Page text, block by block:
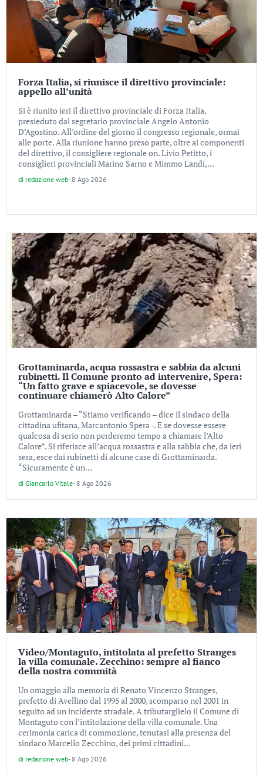
Forza Italia, si riunisce il direttivo provinciale:
appello all’unità
Si è riunito ieri il direttivo provinciale di Forza Italia,
presieduto dal segretario provinciale Angelo Antonio
D’Agostino. All’ordine del giorno il congresso regionale, ormai
alle porte. Alla riunione hanno preso parte, oltre ai componenti
del direttivo, il consigliere regionale on. Livio Petitto, i
consiglieri provinciali Marino Sarno e Mimmo Landi,...
di redazione web- 8 Ago 2026
Grottaminarda, acqua rossastra e sabbia da alcuni
rubinetti. Il Comune pronto ad intervenire, Spera:
“Un fatto grave e spiacevole, se dovesse
continuare chiamerò Alto Calore”
Grottaminarda – “Stiamo verificando – dice il sindaco della
cittadina ufitana, Marcantonio Spera -. E se dovesse essere
qualcosa di serio non perderemo tempo a chiamare l’Alto
Calore”. Si riferisce all’acqua rossastra e alla sabbia che, da ieri
sera, esce dai rubinetti di alcune case di Grottaminarda.
“Sicuramente è un...
di Giancarlo Vitale- 8 Ago 2026
Video/Montaguto, intitolata al prefetto Stranges
la villa comunale. Zecchino: sempre al fianco
della nostra comunità
Un omaggio alla memoria di Renato Vincenzo Stranges,
prefetto di Avellino dal 1995 al 2000, scomparso nel 2001 in
seguito ad un incidente stradale. A tributarglielo il Comune di
Montaguto con l’intitolazione della villa comunale. Una
cerimonia carica di commozione, tenutasi alla presenza del
sindaco Marcello Zecchino, dei primi cittadini...
di redazione web- 8 Ago 2026